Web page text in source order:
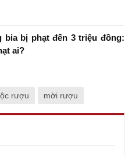
bia bị phạt đến 3 triệu đồng:
ai?
rượu mời rượu